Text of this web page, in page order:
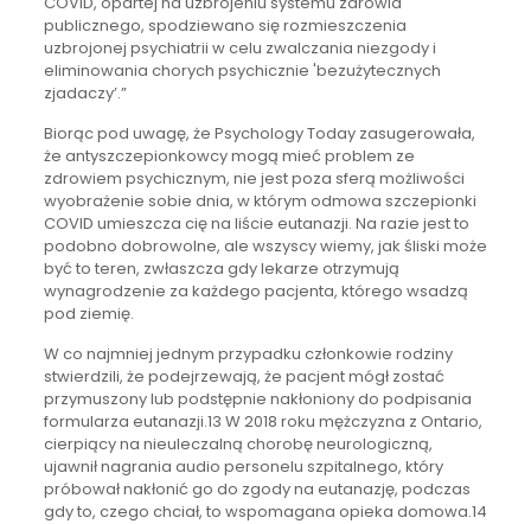
publicznego, spodziewano się rozmieszczenia
uzbrojonej psychiatrii w celu zwalczania niezgody i
eliminowania chorych psychicznie 'bezużytecznych
zjadaczy’.”
Biorąc pod uwagę, że Psychology Today zasugerowała,
że antyszczepionkowcy mogą mieć problem ze
zdrowiem psychicznym, nie jest poza sferą możliwości
wyobrażenie sobie dnia, w którym odmowa szczepionki
COVID umieszcza cię na liście eutanazji. Na razie jest to
podobno dobrowolne, ale wszyscy wiemy, jak śliski może
być to teren, zwłaszcza gdy lekarze otrzymują
wynagrodzenie za każdego pacjenta, którego wsadzą
pod ziemię.
W co najmniej jednym przypadku członkowie rodziny
stwierdzili, że podejrzewają, że pacjent mógł zostać
przymuszony lub podstępnie nakłoniony do podpisania
formularza eutanazji.13 W 2018 roku mężczyzna z Ontario,
cierpiący na nieuleczalną chorobę neurologiczną,
ujawnił nagrania audio personelu szpitalnego, który
próbował nakłonić go do zgody na eutanazję, podczas
gdy to, czego chciał, to wspomagana opieka domowa.14